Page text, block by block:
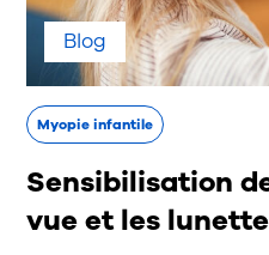
Blog
Myopie infantile
Sensibilisation
vue et les